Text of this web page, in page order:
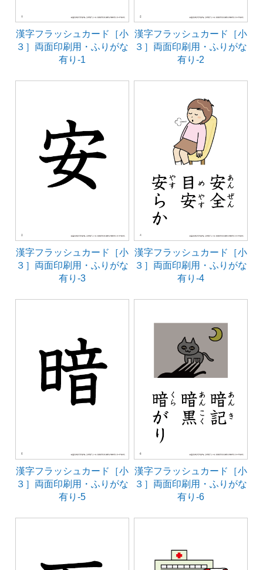
漢字フラッシュカード［小
３］両面印刷用・ふりがな
有り-1
漢字フラッシュカード［小
３］両面印刷用・ふりがな
有り-2
漢字フラッシュカード［小
３］両面印刷用・ふりがな
有り-3
漢字フラッシュカード［小
３］両面印刷用・ふりがな
有り-4
漢字フラッシュカード［小
３］両面印刷用・ふりがな
有り-5
漢字フラッシュカード［小
３］両面印刷用・ふりがな
有り-6